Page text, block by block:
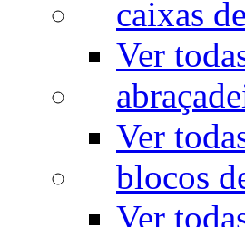
caixas
Ver
Ver
blocos
Ver